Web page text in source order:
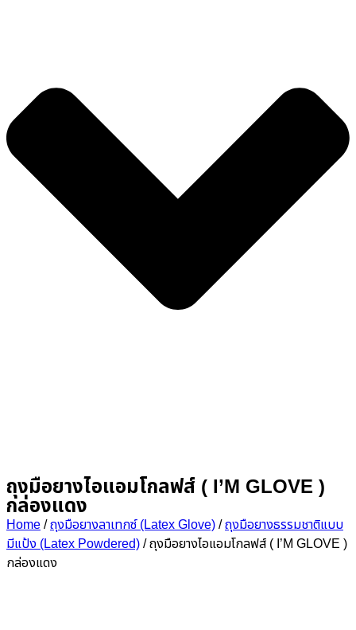
ถุงมือยางไอแอมโกลฟส์ ( I’M GLOVE )
กล่องแดง
Home /ถุงมือยางลาเทกซ์ (Latex Glove) /ถุงมือยางธรรมชาติแบบ
มีแป้ง (Latex Powdered) / ถุงมือยางไอแอมโกลฟส์ ( I’M GLOVE )
กล่องแดง